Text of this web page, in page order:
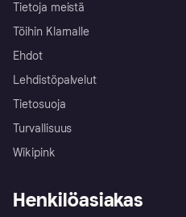
Tietoja meistä
Töihin Klarnalle
Ehdot
Lehdistöpalvelut
Tietosuoja
Turvallisuus
Wikipink
Henkilöasiakas